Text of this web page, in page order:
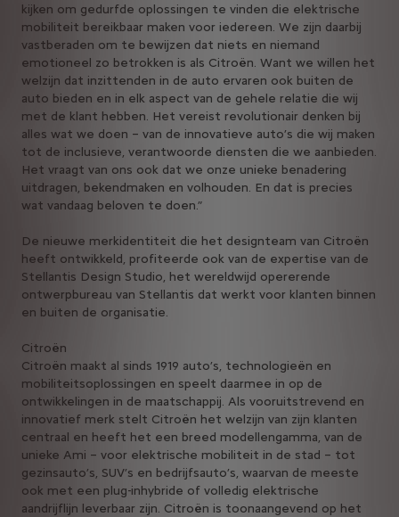
kijken om gedurfde oplossingen te vinden die elektrische
mobiliteit bereikbaar maken voor iedereen. We zijn daarbij
vastberaden om te bewijzen dat niets en niemand
emotioneel zo betrokken is als Citroën. Want we willen het
welzijn dat inzittenden in de auto ervaren ook buiten de
auto bieden en in elk aspect van de gehele relatie die wij
met de klant hebben. Het vereist revolutionair denken bij
alles wat we doen – van de innovatieve auto’s die wij maken
tot de inclusieve, verantwoorde diensten die we aanbieden.
Het vraagt van ons ook dat we onze unieke benadering
uitdragen, bekendmaken en volhouden. En dat is precies
wat vandaag beloven te doen.”
De nieuwe merkidentiteit die het designteam van Citroën
heeft ontwikkeld, profiteerde ook van de expertise van de
Stellantis Design Studio, het wereldwijd opererende
ontwerpbureau van Stellantis dat werkt voor klanten binnen
en buiten de organisatie.
Citroën
Citroën maakt al sinds 1919 auto’s, technologieën en
mobiliteitsoplossingen en speelt daarmee in op de
ontwikkelingen in de maatschappij. Als vooruitstrevend en
innovatief merk stelt Citroën het welzijn van zijn klanten
centraal en heeft het een breed modellengamma, van de
unieke Ami – voor elektrische mobiliteit in de stad – tot
gezinsauto’s, SUV’s en bedrijfsauto’s, waarvan de meeste
ook met een plug-inhybride of volledig elektrische
aandrijflijn leverbaar zijn. Citroën is toonaangevend op het